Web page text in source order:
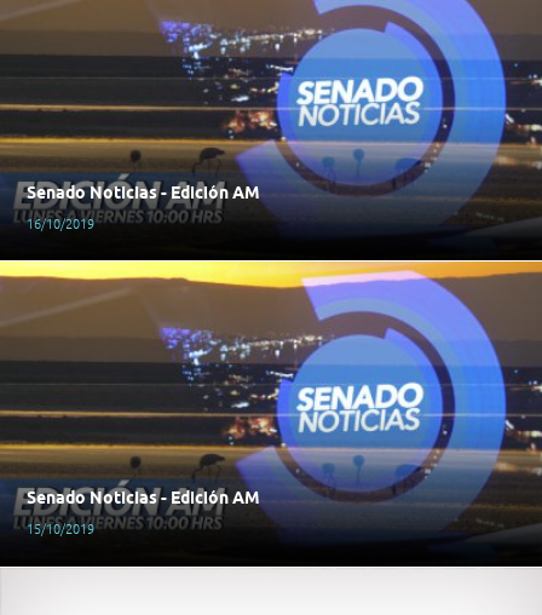
Senado Noticias - Edición AM
16/10/2019
Senado Noticias - Edición AM
15/10/2019